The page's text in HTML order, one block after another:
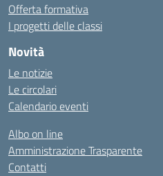
Offerta formativa
I progetti delle classi
Novità
Le notizie
Le circolari
Calendario eventi
Albo on line
Amministrazione Trasparente
Contatti